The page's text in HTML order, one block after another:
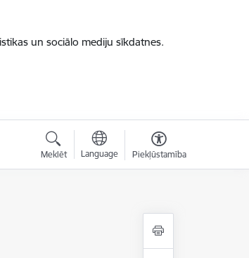
un sociālo mediju sīkdatnes.
Meklēt Language Piekļūstamība